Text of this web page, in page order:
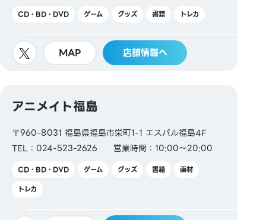
CD・BD・DVD ゲーム グッズ 書籍 トレカ
MAP 店舗情報へ
アニメイト福島
〒960-8031 福島県福島市栄町1-1 エスパル福島4F
TEL：024-523-2626
営業時間：10:00～20:00
CD・BD・DVD ゲーム グッズ 書籍
画材
トレカ